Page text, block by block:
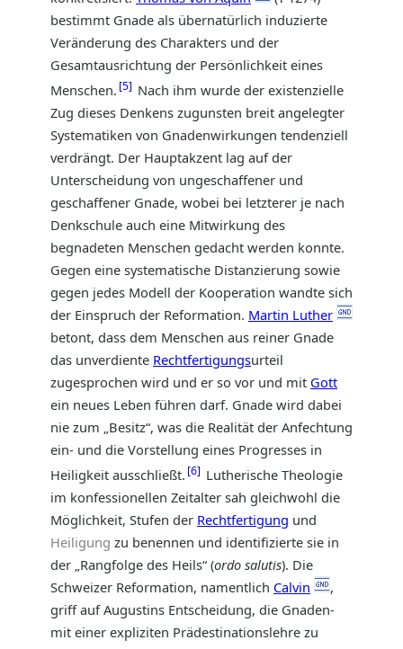
bestimmt Gnade als übernatürlich induzierte
Veränderung des Charakters und der
Gesamtausrichtung der Persönlichkeit eines
Menschen. 5
Nach ihm wurde der existenzielle
Zug dieses Denkens zugunsten breit angelegter
Systematiken von Gnadenwirkungen tendenziell
verdrängt. Der Hauptakzent lag auf der
Unterscheidung von ungeschaffener und
geschaffener Gnade, wobei bei letzterer je nach
Denkschule auch eine Mitwirkung des
begnadeten Menschen gedacht werden konnte.
Gegen eine systematische Distanzierung sowie
gegen jedes Modell der Kooperation wandte sich
der Einspruch der Reformation. Martin Luther
betont, dass dem Menschen aus reiner Gnade
das unverdiente Rechtfertigungsurteil
zugesprochen wird und er so vor und mit Gott
ein neues Leben führen darf. Gnade wird dabei
nie zum „Besitz“, was die Realität der Anfechtung
ein- und die Vorstellung eines Progresses in
Heiligkeit ausschließt. 6
Lutherische Theologie
im konfessionellen Zeitalter sah gleichwohl die
Möglichkeit, Stufen der Rechtfertigung und
Heiligung zu benennen und identifizierte sie in
der „Rangfolge des Heils“ (ordo salutis). Die
Schweizer Reformation, namentlich Calvin
,
griff auf Augustins Entscheidung, die Gnaden-
mit einer expliziten Prädestinationslehre zu